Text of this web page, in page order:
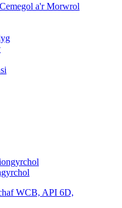
a'r Morwrol